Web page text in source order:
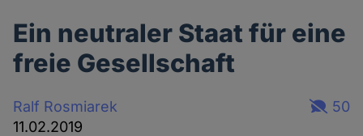
Ein neutraler Staat für eine
freie Gesellschaft
Ralf Rosmiarek
11.02.2019
50